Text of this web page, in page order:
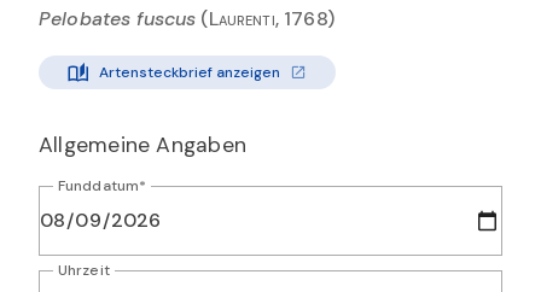
Pelobates fuscus (Laurenti, 1768)
Artensteckbrief anzeigen
Allgemeine Angaben
Funddatum*
Geben Sie das Datum ein, an dem Sie die Art beobachtet
Uhrzeit